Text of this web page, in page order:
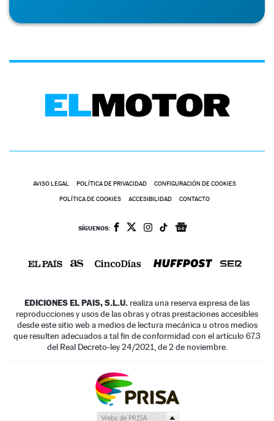
AVISO LEGAL POLÍTICA DE PRIVACIDAD CONFIGURACIÓN DE COOKIES
POLÍTICA DE COOKIES ACCESIBILIDAD CONTACTO
SÍGUENOS:
EDICIONES EL PAIS, S.L.U. realiza una reserva expresa de las
reproducciones y usos de las obras y otras prestaciones accesibles
desde este sitio web a medios de lectura mecánica u otros medios
que resulten adecuados a tal fin de conformidad con el artículo 67.3
del Real Decreto-ley 24/2021, de 2 de noviembre.